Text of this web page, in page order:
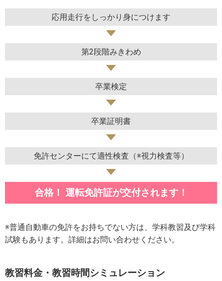
応用走行をしっかり身につけます
第2段階みきわめ
卒業検定
卒業証明書
免許センターにて適性検査（※視力検査等）
合格！ 運転免許証が交付されます！
※普通自動車の免許をお持ちでない方は、学科教習及び学科
試験もあります。詳細はお問い合わせください。
教習料金・教習時間シミュレーション